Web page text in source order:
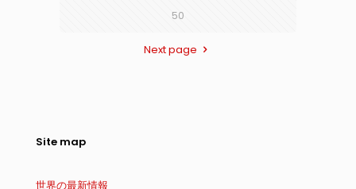
50
Next page
Site map
世界の最新情報